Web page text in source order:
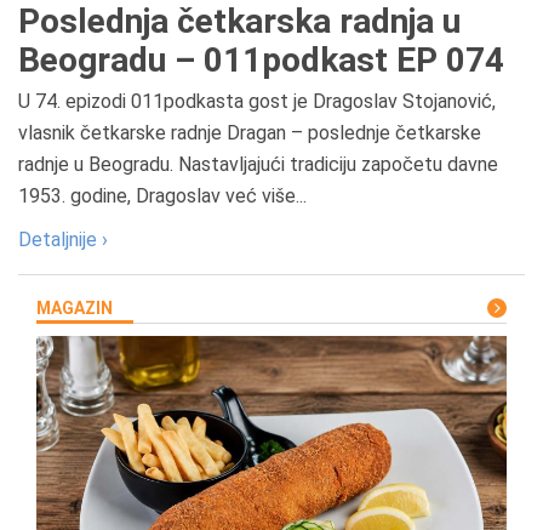
Poslednja četkarska radnja u
Beogradu – 011podkast EP 074
U 74. epizodi 011podkasta gost je Dragoslav Stojanović,
vlasnik četkarske radnje Dragan – poslednje četkarske
radnje u Beogradu. Nastavljajući tradiciju započetu davne
1953. godine, Dragoslav već više...
Detaljnije ›
MAGAZIN